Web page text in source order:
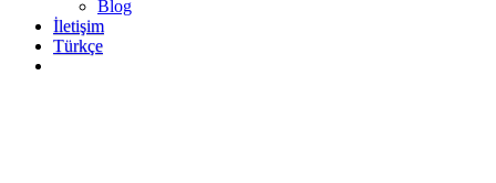
Blog
İletişim
Türkçe